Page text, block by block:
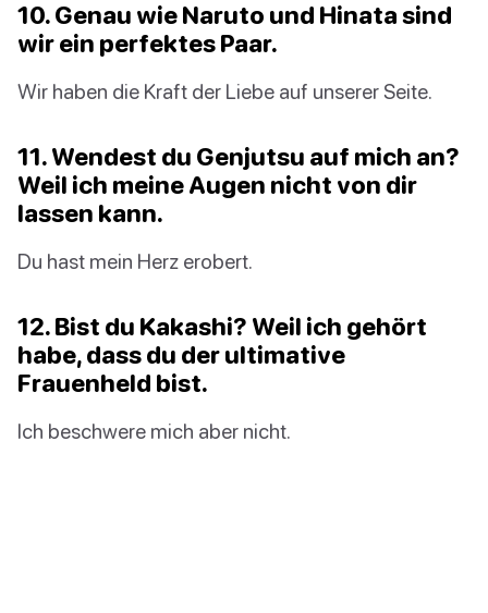
10. Genau wie Naruto und Hinata sind
wir ein perfektes Paar.
Wir haben die Kraft der Liebe auf unserer Seite.
11. Wendest du Genjutsu auf mich an?
Weil ich meine Augen nicht von dir
lassen kann.
Du hast mein Herz erobert.
12. Bist du Kakashi? Weil ich gehört
habe, dass du der ultimative
Frauenheld bist.
Ich beschwere mich aber nicht.